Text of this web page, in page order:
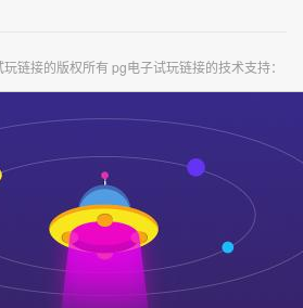
链接的版权所有 pg电子试玩链接的技术支持：